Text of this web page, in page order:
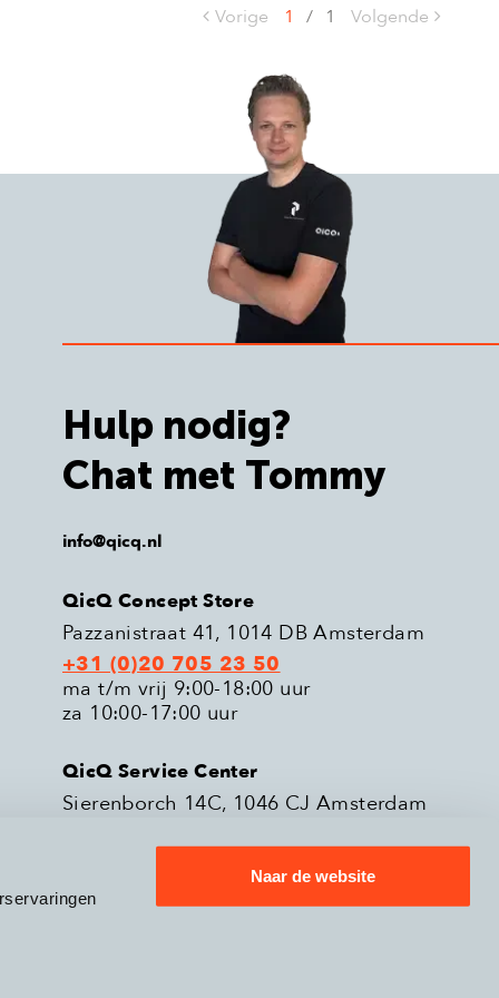
Naar de website
Vorige 1 / 1 Volgende
Hulp nodig?
Chat met Tommy
info@qicq.nl
QicQ Concept Store
Pazzanistraat 41, 1014 DB Amsterdam
+31 (0)20 705 23 50
ma t/m vrij 9:00-18:00 uur
za 10:00-17:00 uur
QicQ Service Center
Sierenborch 14C, 1046 CJ Amsterdam